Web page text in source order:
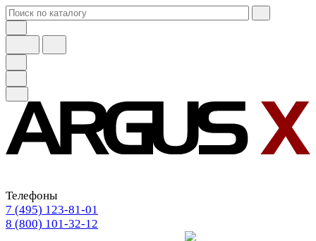
Телефоны
7 (495) 123-81-01
8 (800) 101-32-12